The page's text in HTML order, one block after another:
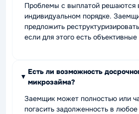
Проблемы с выплатой решаются
индивидуальном порядке.
предложить
если для этого есть
Есть ли возможность
микрозайма?
Заемщик может полностью или
погасить задолженность в